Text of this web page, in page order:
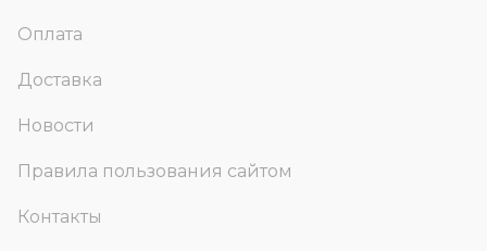
Оплата
Доставка
Новости
Правила пользования сайтом
Контакты